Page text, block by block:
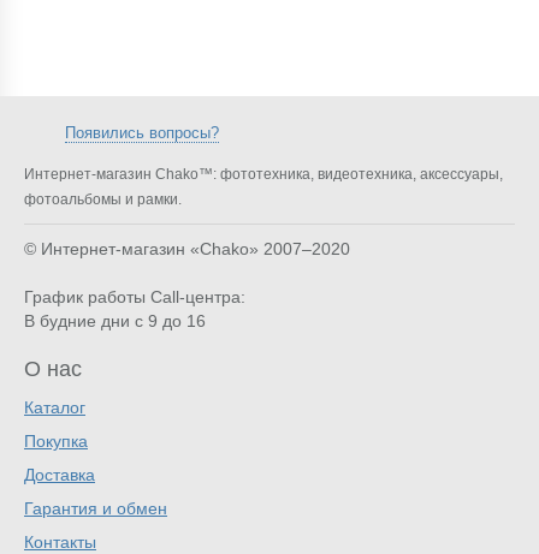
Появились вопросы?
Интернет-магазин Chako™: фототехника, видеотехника, аксессуары,
фотоальбомы и рамки.
© Интернет-магазин «Chako» 2007–2020
График работы Call-центра:
В будние дни с 9 до 16
О нас
Каталог
Покупка
Доставка
Гарантия и обмен
Контакты